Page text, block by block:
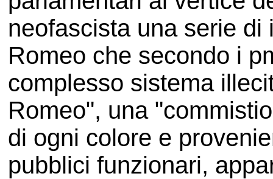
neofascista una serie
Romeo che secondo i
complesso sistema
Romeo", una
di ogni colore e
pubblici funzionari,